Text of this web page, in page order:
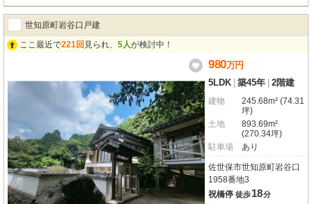
世知原町岩谷口戸建
ここ最近で221回 見られ、 5人が検討中！
980万円
5LDK 築45年 2階建
建物
245.68m² (74.31
坪)
土地
893.69m²
(270.34坪)
駐車場
あり
佐世保市世知原町岩谷口
1958番地3
祝橋停 徒歩18分